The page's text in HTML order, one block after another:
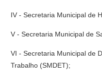
IV - Secretaria Municipal de
V - Secretaria Municipal de
VI - Secretaria Municipal de
Trabalho (SMDET);